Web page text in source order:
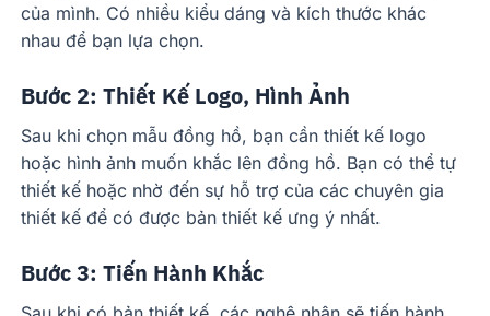
của mình. Có nhiều kiểu dáng và kích thước khác
nhau để bạn lựa chọn.
Bước 2: Thiết Kế Logo, Hình Ảnh
Sau khi chọn mẫu đồng hồ, bạn cần thiết kế logo
hoặc hình ảnh muốn khắc lên đồng hồ. Bạn có thể tự
thiết kế hoặc nhờ đến sự hỗ trợ của các chuyên gia
thiết kế để có được bản thiết kế ưng ý nhất.
Bước 3: Tiến Hành Khắc